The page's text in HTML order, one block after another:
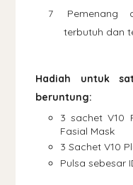
Pemenang
terbutuh dan
Hadiah untuk
beruntung:
3 sachet V10
Fasial Mask
3 Sachet V10
Pulsa sebesar